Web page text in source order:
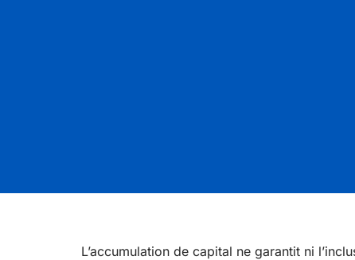
L’accumulation de capital ne garantit ni